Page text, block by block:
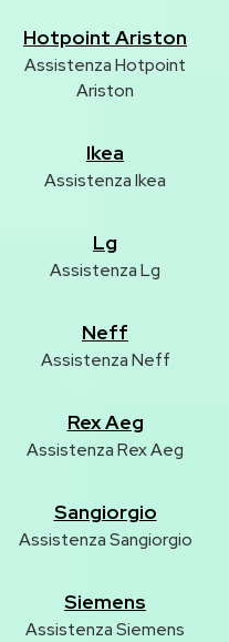
Hotpoint Ariston
Assistenza Hotpoint
Ariston
Ikea
Assistenza Ikea
Lg
Assistenza Lg
Neff
Assistenza Neff
Rex Aeg
Assistenza Rex Aeg
Sangiorgio
Assistenza Sangiorgio
Siemens
Assistenza Siemens